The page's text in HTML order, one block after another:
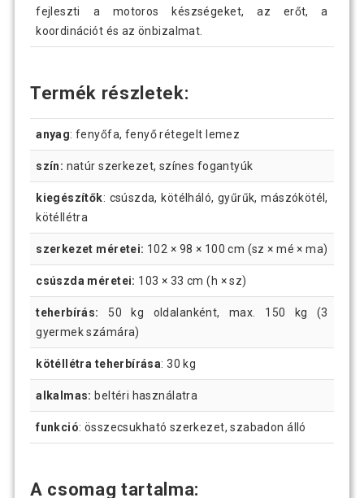
fejleszti a motoros készségeket, az erőt, a
koordinációt és az önbizalmat.
Termék részletek:
anyag: fenyőfa, fenyő rétegelt lemez
szín: natúr szerkezet, színes fogantyúk
kiegészítők: csúszda, kötélháló, gyűrűk, mászókötél,
kötéllétra
szerkezet méretei: 102 × 98 × 100 cm (sz × mé × ma)
csúszda méretei: 103 × 33 cm (h × sz)
teherbírás:
50 kg oldalanként, max. 150 kg (3
gyermek számára)
kötéllétra teherbírása: 30 kg
alkalmas: beltéri használatra
funkció: összecsukható szerkezet, szabadon álló
A csomag tartalma: